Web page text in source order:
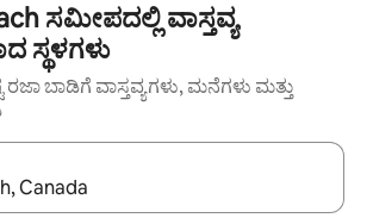
ಸಮೀಪದಲ್ಲಿ ವಾಸ್ತವ್ಯ
ಸ್ಥಳಗಳು
ರಜಾ ಬಾಡಿಗೆ ವಾಸ್ತವ್ಯಗಳು, ಮನೆಗಳು ಮತ್ತು
ಅಪ್ ಮತ್ತು ಡೌನ್ ಬಾಣದ ಕೀಲಿಗಳೊಂದಿಗೆ